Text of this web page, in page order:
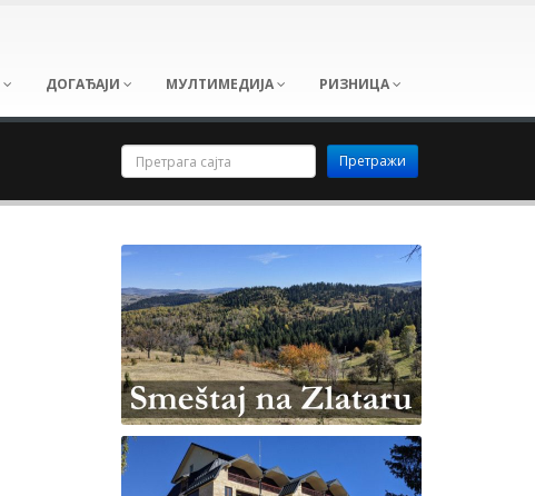
ДОГАЂАЈИ МУЛТИМЕДИЈА РИЗНИЦА